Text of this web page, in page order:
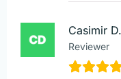
Casimir D.
Reviewer